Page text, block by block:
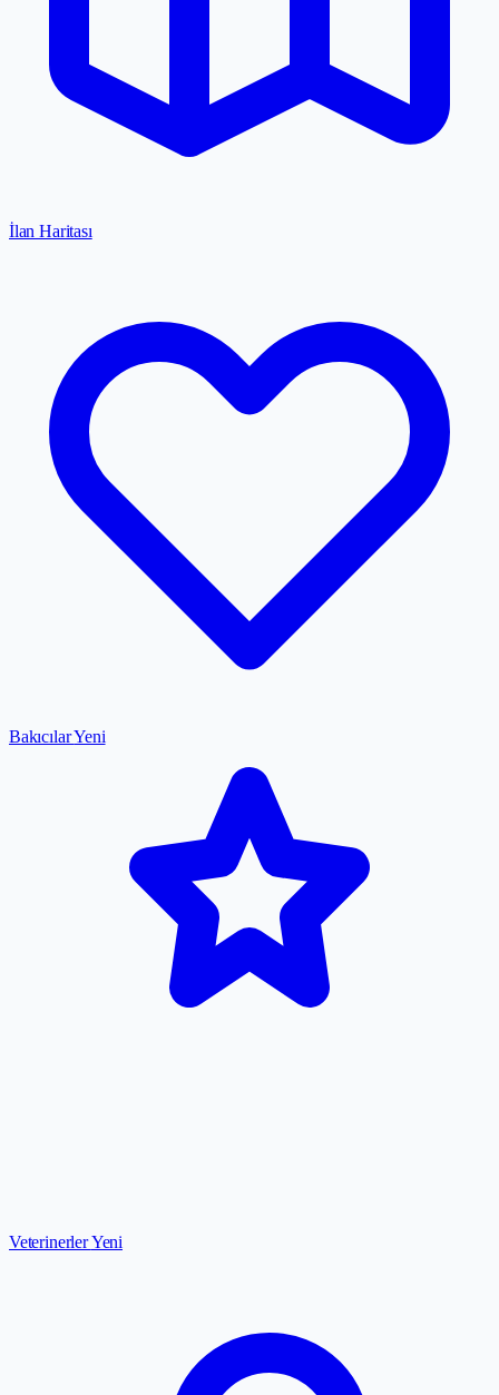
İlan Haritası
BakıcılarYeni
VeterinerlerYeni